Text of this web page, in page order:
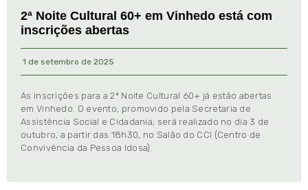
2ª Noite Cultural 60+ em Vinhedo está com
inscrições abertas
1 de setembro de 2025
As inscrições para a 2ª Noite Cultural 60+ já estão abertas
em Vinhedo. O evento, promovido pela Secretaria de
Assistência Social e Cidadania, será realizado no dia 3 de
outubro, a partir das 18h30, no Salão do CCI (Centro de
Convivência da Pessoa Idosa).